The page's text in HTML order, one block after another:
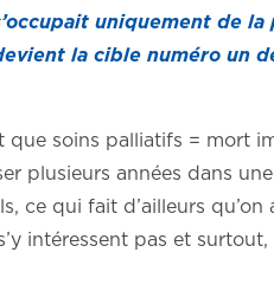
uniquement de
la cible numéro un
que soins palliatifs = mort
plusieurs années dans
ce qui fait d’ailleurs qu’on
intéressent pas et surtout,